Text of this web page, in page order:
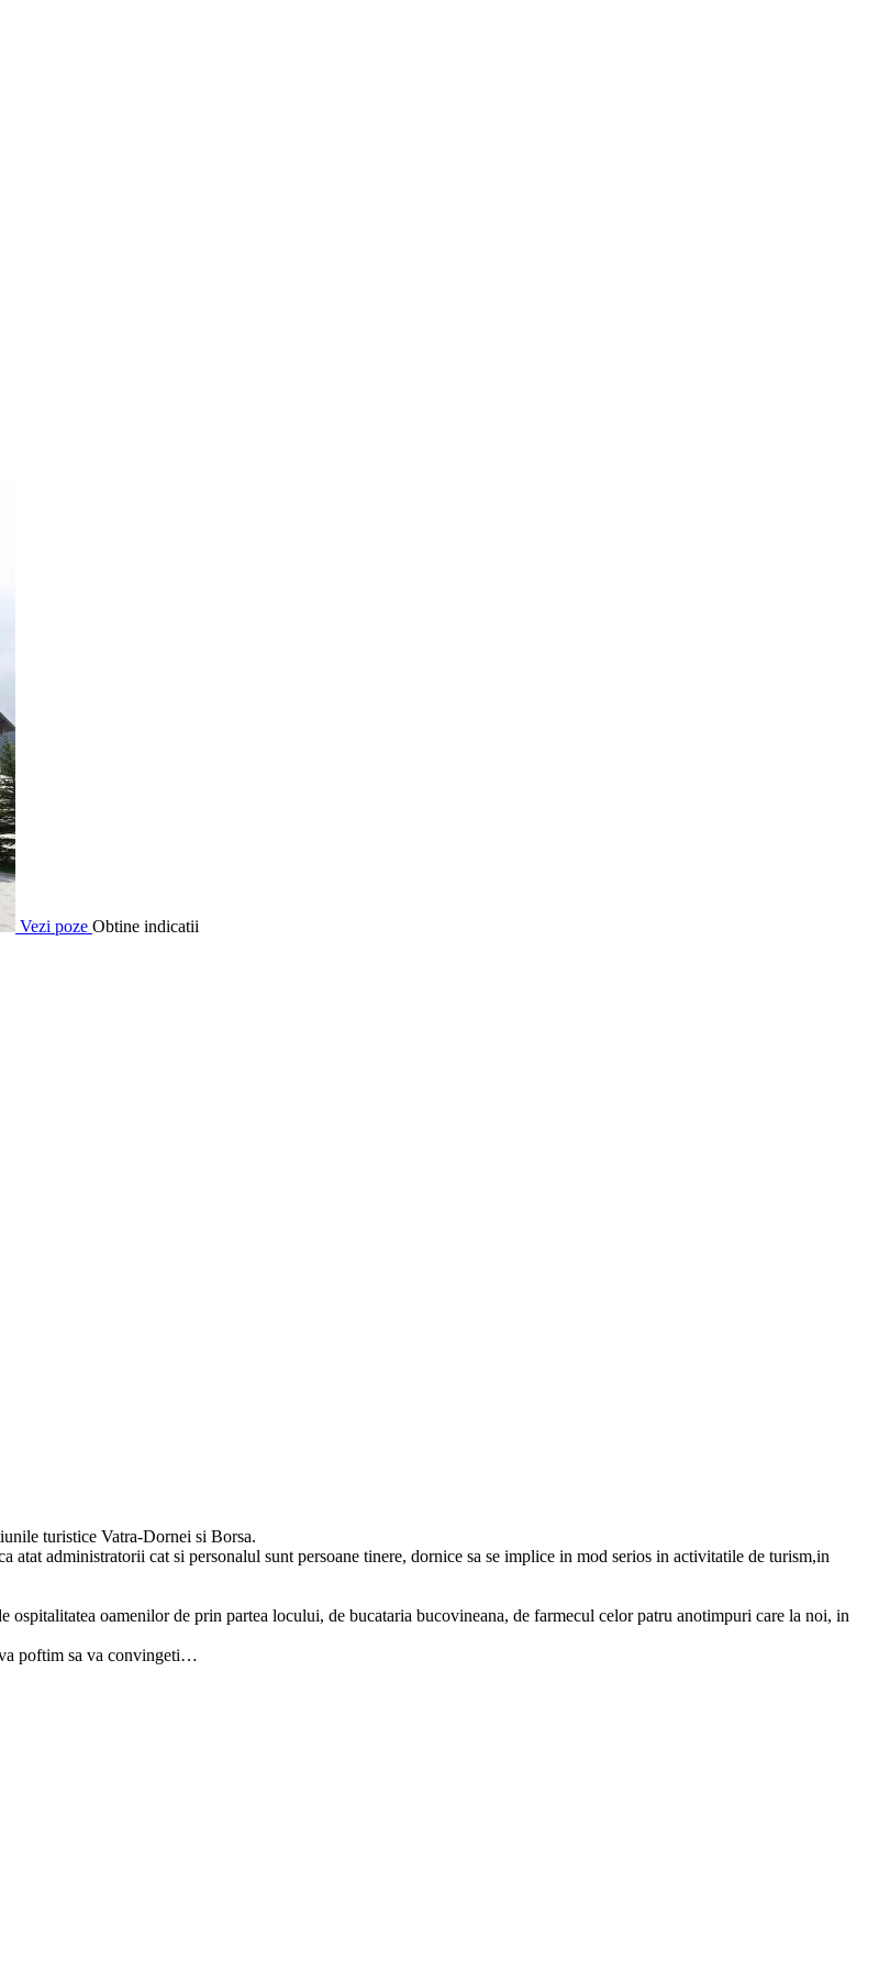
Vezi poze Obtine indicatii
turistice Vatra-Dornei si Borsa.
administratorii cat si personalul sunt persoane tinere, dornice sa se implice in mod serios in activitatile de turism,in
oamenilor de prin partea locului, de bucataria bucovineana, de farmecul celor patru anotimpuri care la noi, in
va poftim sa va convingeti…